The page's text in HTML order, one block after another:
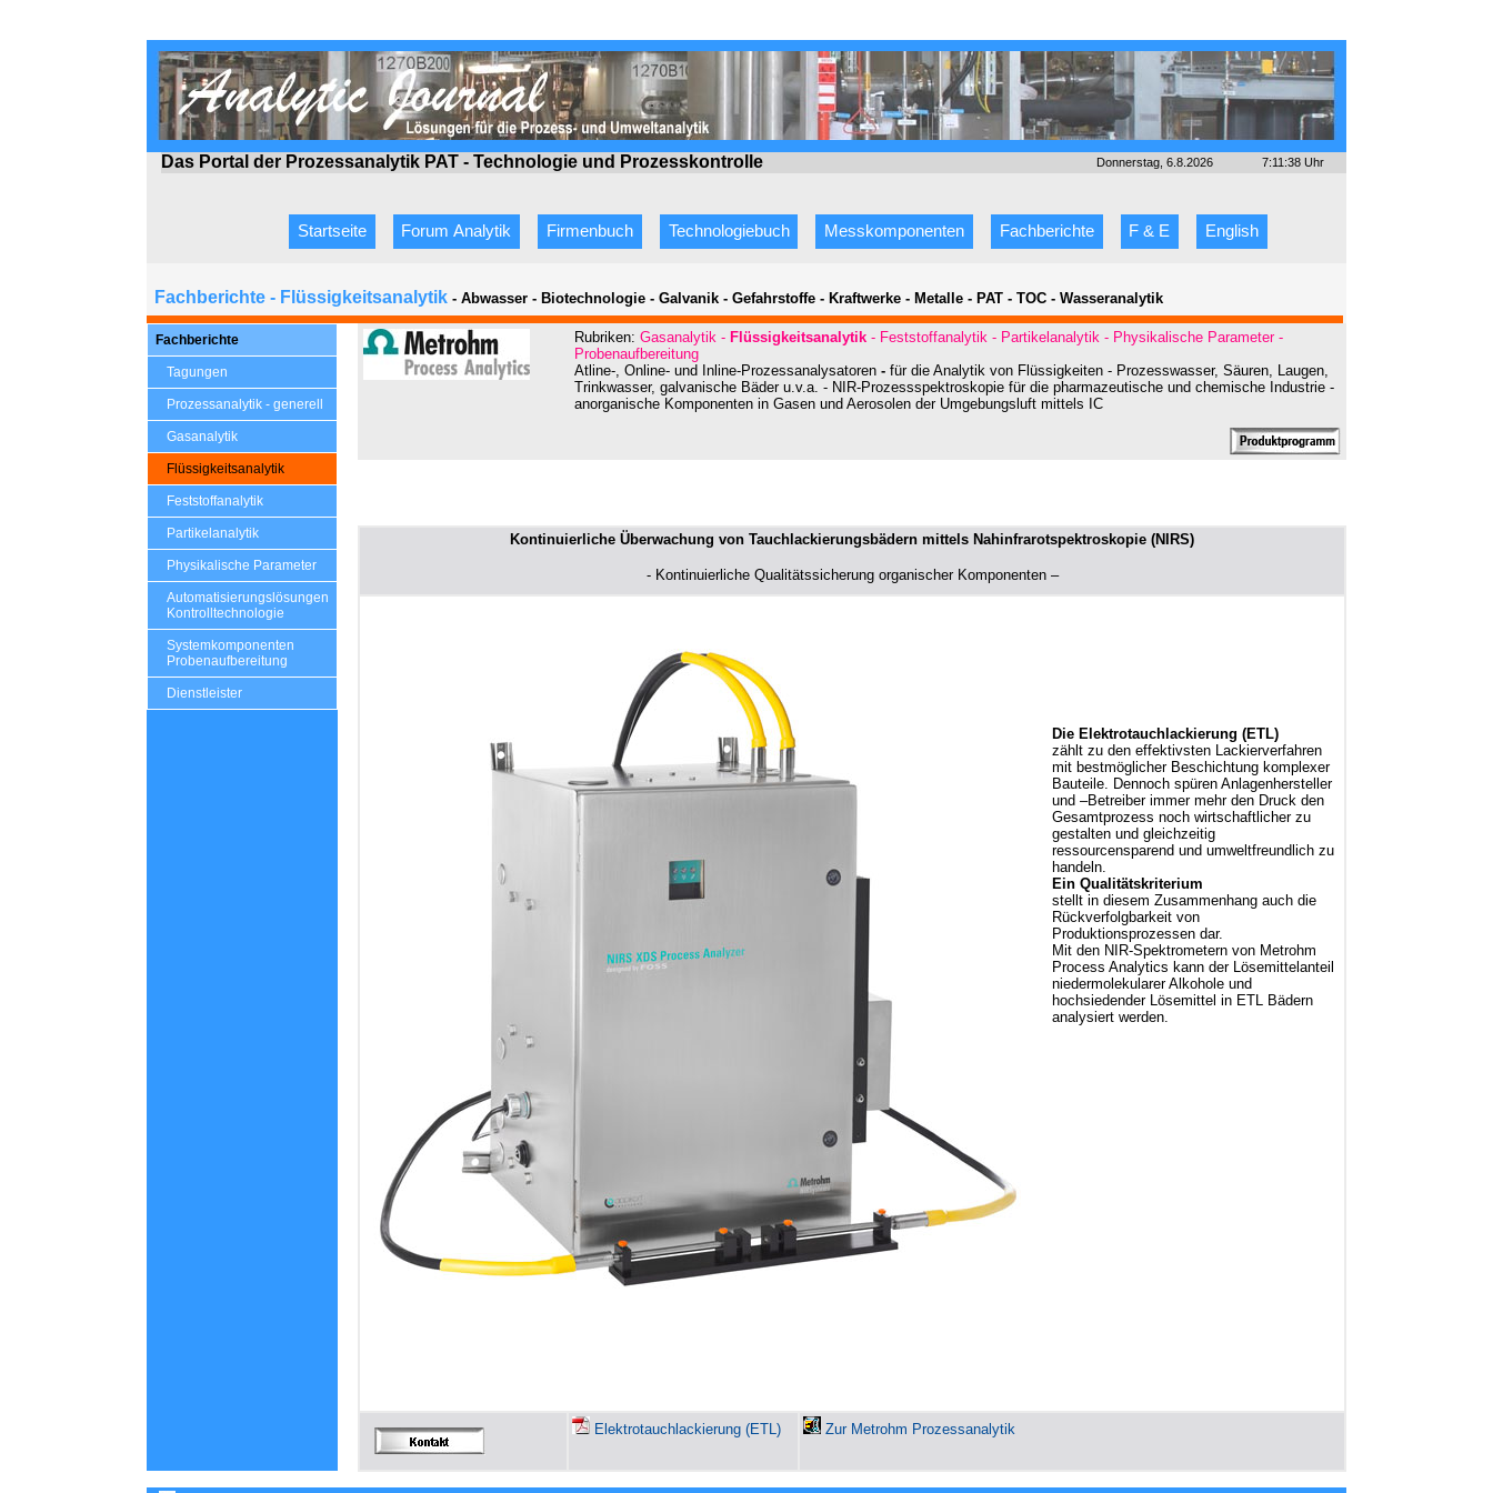
Das Portal der Prozessanalytik PAT - Technologie und Prozesskontrolle Donnerstag, 6.8.2026 7:11:38 Uhr
Startseite Forum Analytik Firmenbuch Technologiebuch Messkomponenten Fachberichte F & E English
Fachberichte - Flüssigkeitsanalytik - Abwasser - Biotechnologie - Galvanik - Gefahrstoffe - Kraftwerke - Metalle - PAT - TOC - Wasseranalytik
Fachberichte
Tagungen
Prozessanalytik - generell
Gasanalytik
Flüssigkeitsanalytik
Feststoffanalytik
Partikelanalytik
Physikalische Parameter
Automatisierungslösungen
Kontrolltechnologie
Systemkomponenten
Probenaufbereitung
Dienstleister
Rubriken: Gasanalytik - Flüssigkeitsanalytik - Feststoffanalytik - Partikelanalytik - Physikalische Parameter -
Probenaufbereitung
Atline-, Online- und Inline-Prozessanalysatoren - für die Analytik von Flüssigkeiten - Prozesswasser, Säuren, Laugen,
Trinkwasser, galvanische Bäder u.v.a. - NIR-Prozessspektroskopie für die pharmazeutische und chemische Industrie -
anorganische Komponenten in Gasen und Aerosolen der Umgebungsluft mittels IC
Kontinuierliche Überwachung von Tauchlackierungsbädern mittels Nahinfrarotspektroskopie (NIRS)
- Kontinuierliche Qualitätssicherung organischer Komponenten –
Die Elektrotauchlackierung (ETL)
zählt zu den effektivsten Lackierverfahren
mit bestmöglicher Beschichtung komplexer
Bauteile. Dennoch spüren Anlagenhersteller
und –Betreiber immer mehr den Druck den
Gesamtprozess noch wirtschaftlicher zu
gestalten und gleichzeitig
ressourcensparend und umweltfreundlich zu
handeln.
Ein Qualitätskriterium
stellt in diesem Zusammenhang auch die
Rückverfolgbarkeit von
Produktionsprozessen dar.
Mit den NIR-Spektrometern von Metrohm
Process Analytics kann der Lösemittelanteil
niedermolekularer Alkohole und
hochsiedender Lösemittel in ETL Bädern
analysiert werden.
Elektrotauchlackierung (ETL) Zur Metrohm Prozessanalytik